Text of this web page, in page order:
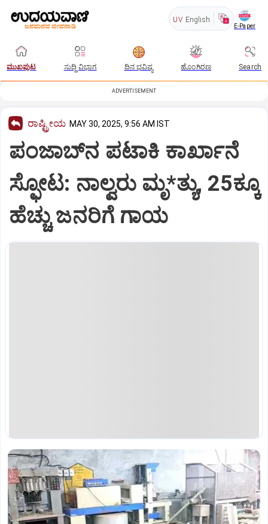
UV English
E-Paper
ಮುಖಪುಟ ಸುದ್ದಿ ವಿಭಾಗ ದಿನ ಭವಿಷ್ಯ ಹೊಂಗಿರಣ Search
ADVERTISEMENT
ರಾಷ್ಟ್ರೀಯ MAY 30, 2025, 9:56 AM IST
ಪಂಜಾಬ್‌ನ ಪಟಾಕಿ ಕಾರ್ಖಾನೆ
ಸ್ಫೋಟ: ನಾಲ್ವರು ಮೃ*ತ್ಯು, 25ಕ್ಕೂ
ಹೆಚ್ಚು ಜನರಿಗೆ ಗಾಯ